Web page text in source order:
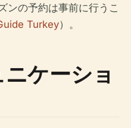
ンの予約は事前に行うこ
Turkey）。
ケーショ